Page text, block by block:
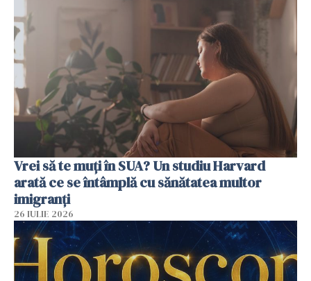
Vrei să te muți în SUA? Un studiu Harvard
arată ce se întâmplă cu sănătatea multor
imigranți
26 IULIE 2026